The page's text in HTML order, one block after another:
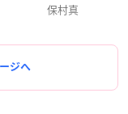
保村真
ジへ